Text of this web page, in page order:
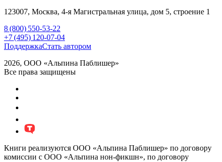
123007, Москва, 4-я Магистральная улица, дом 5, строение 1
8 (800) 550-53-22
+7 (495) 120-07-04
ПоддержкаСтать автором
2026, ООО «Альпина Паблишер»
Все права защищены
Книги реализуются ООО «Альпина Паблишер» по договору
комиссии с ООО «Альпина нон-фикшн», по договору